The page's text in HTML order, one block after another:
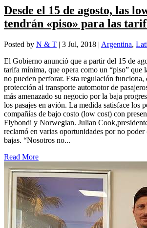
Desde el 15 de agosto, las
tendrán «piso» para las
Posted by N & T | 3 Jul, 2018 | Argentina,
El Gobierno anunció que a partir del 15 de
tarifa mínima, que opera como un “piso” que
no pueden perforar. Esta regulación funciona,
protección al transporte automotor de
más amenazado su negocio por la baja
los pasajes en avión. La medida satisface los
compañías de bajo costo (low cost) con
Flybondi y Norwegian. Julian
reclamó en varias oportunidades por no poder
bajas. “Nosotros no...
Read More